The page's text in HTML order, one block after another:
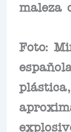
maleza
Foto: